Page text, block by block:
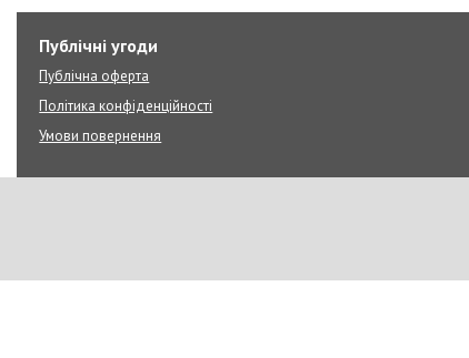
Публічні угоди
Публічна оферта
Політика конфіденційності
Умови повернення